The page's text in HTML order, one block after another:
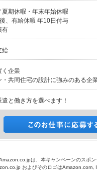
期休暇・年末年始休暇
、有給休暇 年10日付与
有
給
企業
共同住宅の設計に強みのある企
と働き方を選べます！
は、本キャンペーンのスポン
およびそのロゴはAmazon.com,